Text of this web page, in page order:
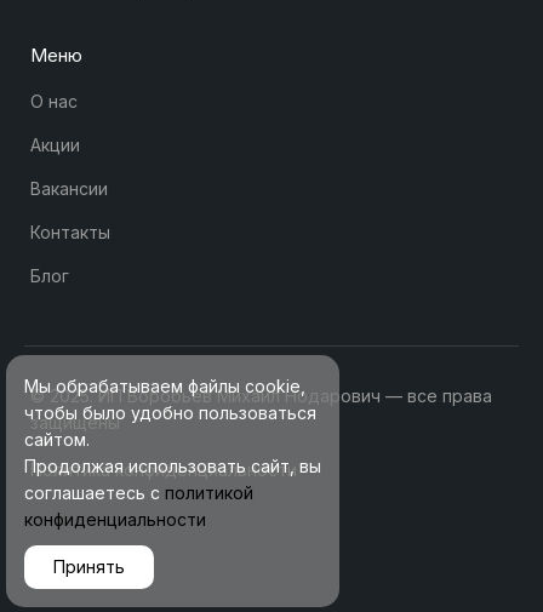
Меню
О нас
Акции
Вакансии
Контакты
Блог
© 2025. ИП Воробьев Михаил Нодарович — все права
защищены
Политика конфиденциальности
Мы обрабатываем файлы cookie,
чтобы было удобно пользоваться
сайтом.
Продолжая использовать сайт, вы
соглашаетесь с политикой
конфиденциальности
Принять